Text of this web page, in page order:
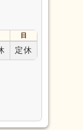
日
定休